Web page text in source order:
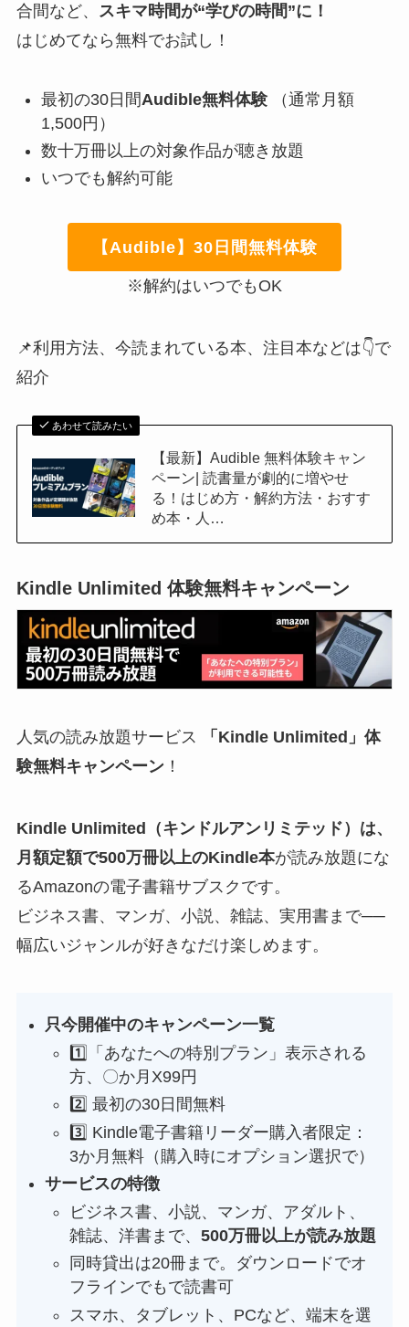
合間など、
スキマ時間が“学びの時間”に！
はじめてなら無料でお試し！
最初の30日間Audible無料体験（通常月額
1,500円）
数十万冊以上の対象作品が聴き放題
いつでも解約可能
【Audible】30日間無料体験
※解約はいつでもOK
📌利用方法、今読まれている本、注目本などは👇で
紹介
あわせて読みたい
【最新】Audible 無料体験キャン
ペーン| 読書量が劇的に増やせ
る！はじめ方・解約方法・おすす
め本・人…
Kindle Unlimited 体験無料キャンペーン
人気の読み放題サービス
「Kindle Unlimited」体
験無料キャンペーン！
Kindle Unlimited（キンドルアンリミテッド） は、
月額定額で500万冊以上のKindle本が読み放題にな
るAmazonの電子書籍サブスクです。
ビジネス書、マンガ、小説、雑誌、実用書まで──
幅広いジャンルが好きなだけ楽しめます。
只今開催中のキャンペーン一覧
1️⃣「あなたへの特別プラン」表示される
方、〇か月X99円
2️⃣ 最初の30日間無料
3️⃣ Kindle電子書籍リーダー購入者限定：
3か月無料（購入時にオプション選択で）
サービスの特徴
ビジネス書、小説、マンガ、アダルト、
雑誌、洋書まで、500万冊以上が読み放題
同時貸出は20冊まで。ダウンロードでオ
フラインでもで読書可
スマホ、タブレット、PCなど、端末を選